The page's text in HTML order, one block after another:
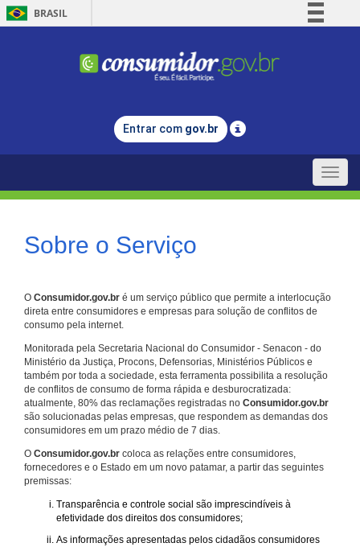
BRASIL
Comunica BR
Legislação
Entrar com gov.br
Toggle
Sobre o Serviço
O Consumidor.gov.br é um serviço público que permite a interlocução
direta entre consumidores e empresas para solução de conflitos de
consumo pela internet.
Monitorada pela Secretaria Nacional do Consumidor - Senacon - do
Ministério da Justiça, Procons, Defensorias, Ministérios Públicos e
também por toda a sociedade, esta ferramenta possibilita a resolução
de conflitos de consumo de forma rápida e desburocratizada:
atualmente, 80% das reclamações registradas no Consumidor.gov.br
são solucionadas pelas empresas, que respondem as demandas dos
consumidores em um prazo médio de 7 dias.
O Consumidor.gov.br coloca as relações entre consumidores,
fornecedores e o Estado em um novo patamar, a partir das seguintes
premissas:
Transparência e controle social são imprescindíveis à
efetividade dos direitos dos consumidores;
As informações apresentadas pelos cidadãos consumidores